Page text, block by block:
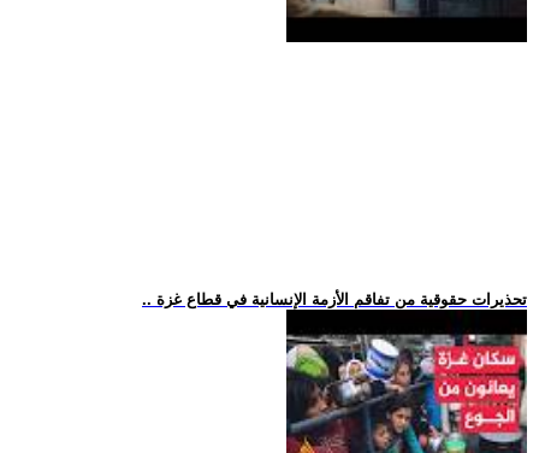
.. تحذيرات حقوقية من تفاقم الأزمة الإنسانية في قطاع غزة